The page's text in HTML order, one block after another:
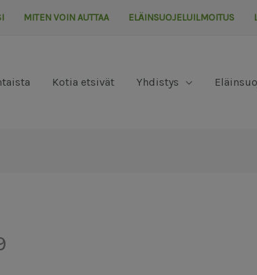
MITEN VOIN AUTTAA ELÄINSUOJELUILMOITUS
Kotia etsivät Yhdistys